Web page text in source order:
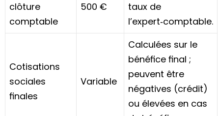
clôture
comptable
500 €
taux de
l’expert‑comptable.
Cotisations
sociales
finales
Variable
Calculées sur le
bénéfice final ;
peuvent être
négatives (crédit)
ou élevées en cas